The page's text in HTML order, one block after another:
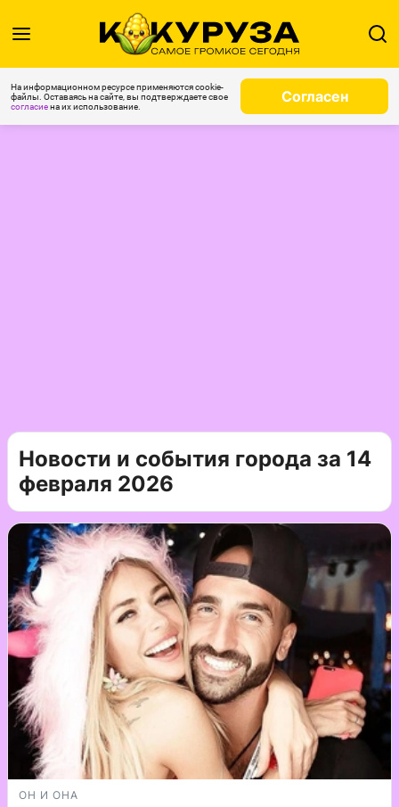
На информационном ресурсе применяются cookie-
файлы. Оставаясь на сайте, вы подтверждаете свое
согласиена их использование.
Согласен
Новости и события города за 14
февраля 2026
ОН И ОНА